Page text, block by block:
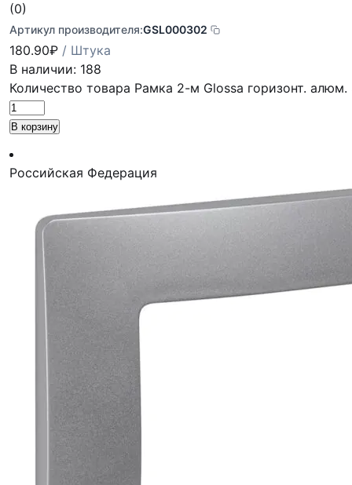
(0)
Артикул производителя:GSL000302
180.90₽ / Штука
В наличии: 188
Количество товара Рамка 2-м Glossa горизонт. алюм.
В корзину
Российская Федерация